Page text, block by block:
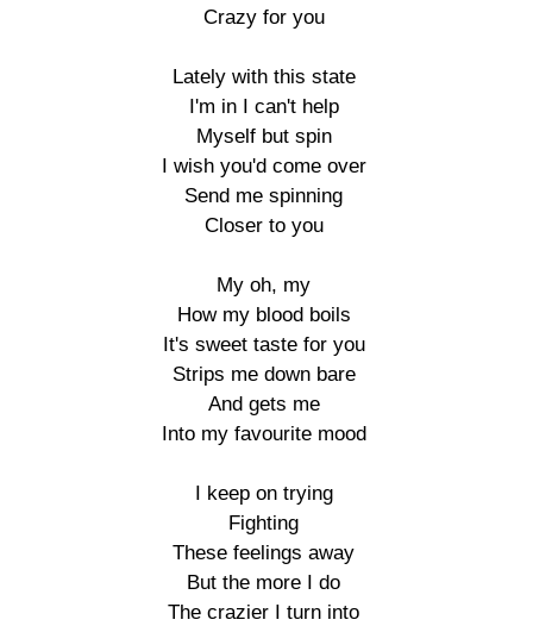
Crazy for you
Lately with this state
I'm in I can't help
Myself but spin
I wish you'd come over
Send me spinning
Closer to you
My oh, my
How my blood boils
It's sweet taste for you
Strips me down bare
And gets me
Into my favourite mood
I keep on trying
Fighting
These feelings away
But the more I do
The crazier I turn into